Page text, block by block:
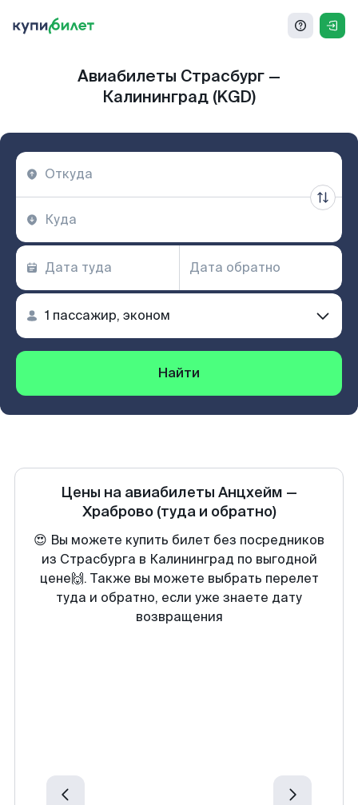
Авиабилеты Страсбург —
Калининград (KGD)
Найти
Цены на авиабилеты Анцхейм —
Храброво (туда и обратно)
😍 Вы можете купить билет без посредников
из Страсбурга в Калининград по выгодной
цене🙌. Также вы можете выбрать перелет
туда и обратно, если уже знаете дату
возвращения